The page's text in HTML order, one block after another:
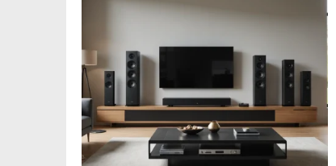
Comment bien choisir sa Vmc
Livret épargne pro :